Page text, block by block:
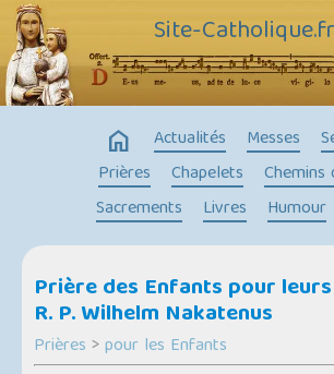
Site-Catholique.fr
home Actualités Messes
Prières
Chapelets
Chemins
Sacrements
Livres Humour
Prière des Enfants pour
R. P. Wilhelm Nakatenus
Prières >pour les Enfants